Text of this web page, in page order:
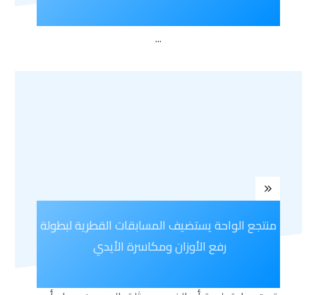
...
منتجع الواحة يستضيف المسابقات القطرية لبطولة
رفع الأوزان ومكاسرة الأيدي